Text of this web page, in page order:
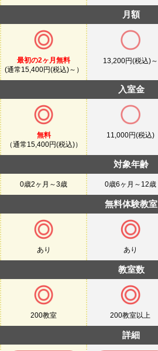
月額
最初の2ヶ月無料
(通常15,400円(税込)～）
13,200円(税込)～
入室金
無料
（通常15,400円(税込)）
11,000円(税込)
対象年齢
0歳2ヶ月～3歳 0歳6ヶ月～12歳
無料体験教室
あり あり
教室数
200教室 200教室以上
詳細